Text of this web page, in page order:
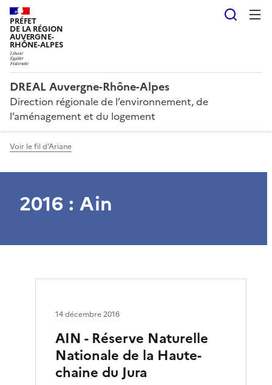
PRÉFET
DE LA RÉGION
AUVERGNE-
RHÔNE-ALPES
DREAL Auvergne-Rhône-Alpes
Direction régionale de l’environnement, de
l’aménagement et du logement
Voir le fil d'Ariane
2016 : Ain
AIN - Réserve Naturelle
Nationale de la Haute-
chaine du Jura
14 décembre 2016